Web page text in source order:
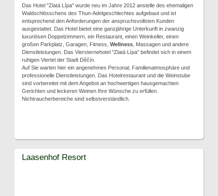
Das Hotel "Zlatá Lípa" wurde neu im Jahre 2012 anstelle des ehemaligen
Waldschlösschens des Thun-Adelgeschlechtes aufgebaut und ist
entsprechend den Anforderungen der anspruchsvollsten Kunden
ausgestattet. Das Hotel bietet eine ganzjährige Unterkunft in zwanzig
luxuriösen Doppelzimmern, ein Restaurant, einen Weinkeller, einen
großen Parkplatz, Garagen, Fitness, Wellness , Massagen und andere
Dienstleistungen. Das Viersternehotel "Zlatá Lípa" befindet sich in einem
ruhigen Viertel der Stadt Děčín.
Auf Sie warten hier ein angenehmes Personal, Familienatmosphäre und
professionelle Dienstleistungen. Das Hotelrestaurant und die Weinstube
sind vorbereitet mit dem Angebot an hochwertigen hausgemachten
Gerichten und leckeren Weinen Ihre Wünsche zu erfüllen.
Nichtraucherbereiche sind selbstverständlich.
Laasenhof Resort